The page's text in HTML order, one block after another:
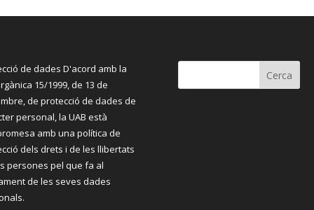
de dades D'acord amb la
15/1999, de 13 de
de protecció de dades de
personal, la UAB està
amb una política de
dels drets i de les llibertats
persones pel que fa al
de les seves dades